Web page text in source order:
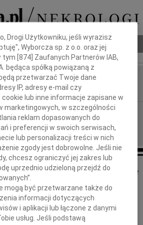
Poradnik pogrzebowy
Kaczmarek
Dnia 11 marca 2013 roku po długiej chorobie
Drogi Użytkowniku, jeśli wyrazisz
Wyborcza sp. z o.o. oraz jej
tym [874 ] Zaufanych Partnerów IAB,
będąca spółką powiązaną z
przetwarzać Twoje dane
IP, adresy e-mail czy
lub inne informacje zapisane w
marketingowych, w szczególności
reklam dopasowanych do
i preferencji w swoich serwisach,
lub personalizacji treści w nich
zgody jest dobrowolne. Jeśli nie
chcesz ograniczyć jej zakres lub
uprzednio udzieloną przejdź do
mogą być przetwarzane także do
informacji dotyczących
i aplikacji lub łączone z danymi
usług. Jeśli podstawą